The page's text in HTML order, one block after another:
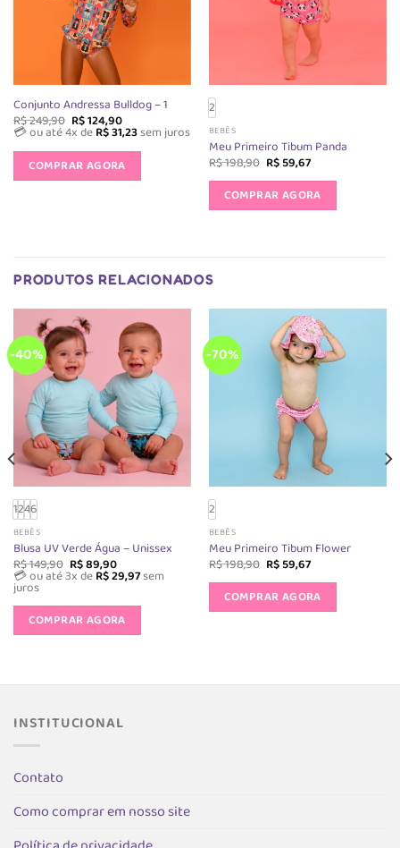
Conjunto Andressa Bulldog – 1
R$249,90 O
preço
original
era:
R$ 249,90.
R$124,90O
preço
atual
é:
R$ 124,90.
💳 ou até 4x deR$31,23sem juros
COMPRAR AGORA
2
BEBÊS
Meu Primeiro Tibum Panda
R$198,90 O
preço
original
era:
R$ 198,90.
R$59,67O
atual
é:
R$ 59,67.
COMPRAR AGORA
podem
PRODUTOS RELACIONADOS
-40%
1246
BEBÊS
Blusa UV Verde Água – Unissex
R$149,90 O
preço
original
R$ 149,90.
R$89,90O
preço
atual
R$ 89,90.
💳 ou até 3x deR$29,97sem
juros
COMPRAR AGORA
página
-70%
2
BEBÊS
Meu Primeiro Tibum Flower
R$198,90 O
preço
original
era:
R$ 198,90.
R$59,67O
atual
é:
R$ 59,67.
COMPRAR AGORA
INSTITUCIONAL
Contato
Como comprar em nosso site